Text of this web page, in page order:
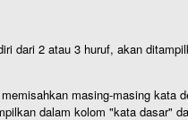
dari 2 atau 3 huruf, akan
masing-masing kata
dalam kolom "kata dasar"